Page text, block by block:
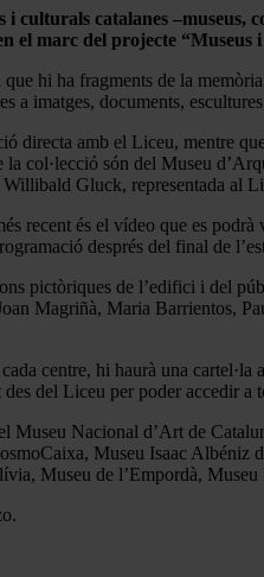
i culturals catalanes –museus,
el marc del projecte
hi ha fragments de la
a imatges, documents,
directa amb el Liceu, mentre
la col·lecció són del Museu
Gluck, representada al
recent és el vídeo que es
després del final de
pictòriques de l’edifici i del
Magriñà, Maria Barrientos,
centre, hi haurà una
del Liceu per poder accedir
Museu Nacional d’Art de
Museu Isaac
Museu de l’Empordà,